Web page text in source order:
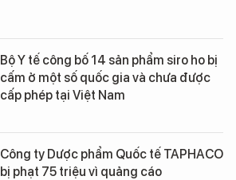
Bộ Y tế công bố 14 sản phẩm siro ho bị
cấm ở một số quốc gia và chưa được
cấp phép tại Việt Nam
Công ty Dược phẩm Quốc tế TAPHACO
bị phạt 75 triệu vì quảng cáo